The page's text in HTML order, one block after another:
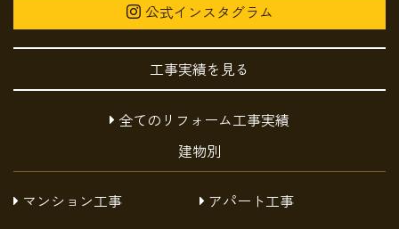
公式インスタグラム
工事実績を見る
全てのリフォーム工事実績
建物別
マンション工事
アパート工事